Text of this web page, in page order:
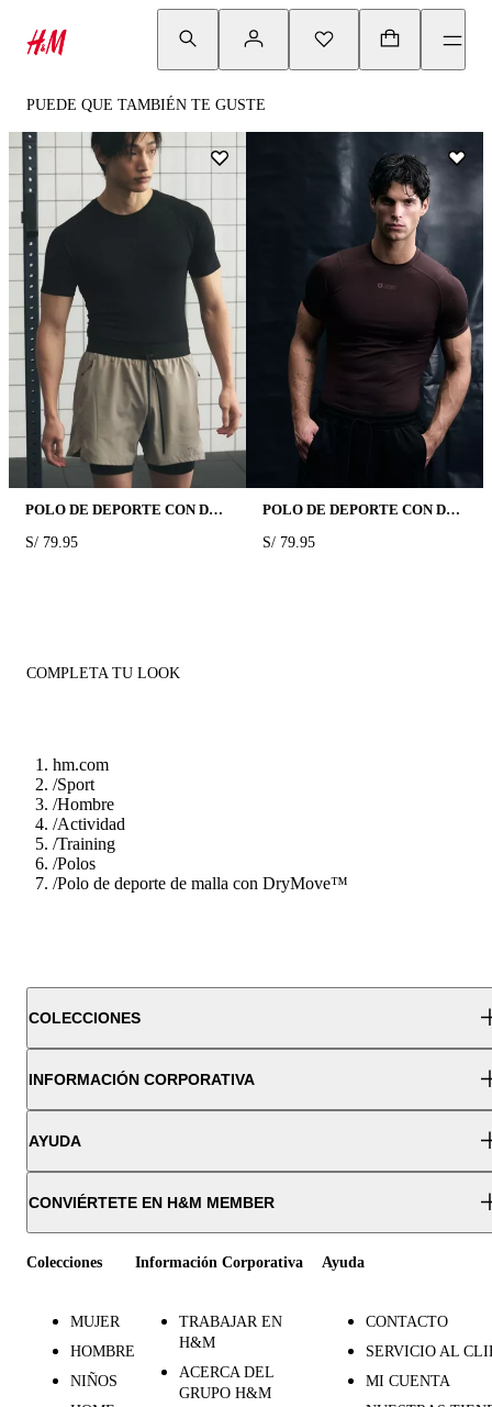
PUEDE QUE TAMBIÉN TE GUSTE
POLO DE DEPORTE CON DRYMOVE™ MUSCLE FIT
PRICE:
S/ 79.95
POLO DE DEPORTE CON DRYMOVE™ COMPRESSION FIT
PRICE:
S/ 79.95
COMPLETA TU LOOK
hm.com
/Sport
/Hombre
/Actividad
/Training
/Polos
/Polo de deporte de malla con DryMove™
COLECCIONES
INFORMACIÓN CORPORATIVA
AYUDA
CONVIÉRTETE EN H&M MEMBER
Colecciones
MUJER
HOMBRE
NIÑOS
Información Corporativa
TRABAJAR EN
H&M
ACERCA DEL
GRUPO H&M
Ayuda
CONTACTO
SERVICIO AL
MI CUENTA